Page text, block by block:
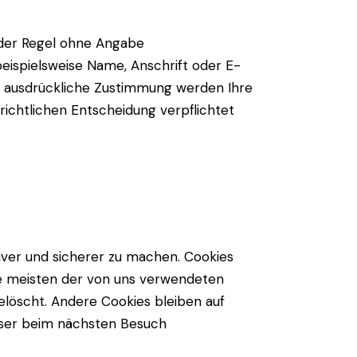
Regel ohne Angabe
Name, Anschrift oder E-
Zustimmung werden Ihre
Entscheidung verpflichtet
und sicherer zu machen. Cookies
meisten der von uns verwendeten
Andere Cookies bleiben auf
beim nächsten Besuch